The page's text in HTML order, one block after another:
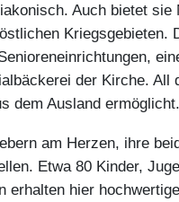
Auch bietet
Kriegsgebieten.
der Kirche. All
dem Ausland ermöglicht.
am Herzen, ihre
Etwa 80 Kinder,
erhalten hier